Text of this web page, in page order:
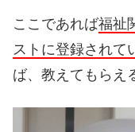
ここであれば福祉
ストに登録されて
ば、教えてもらえ